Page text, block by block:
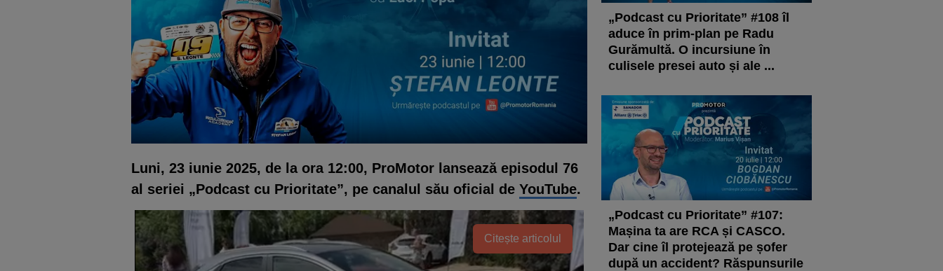
Luni, 23 iunie 2025, de la ora 12:00, ProMotor lansează episodul 76
al seriei „Podcast cu Prioritate”, pe canalul său oficial de YouTube.
Citește articolul
„Podcast cu Prioritate” #108 îl
aduce în prim-plan pe Radu
Gurămultă. O incursiune în
culisele presei auto și ale ...
„Podcast cu Prioritate” #107:
Mașina ta are RCA și CASCO.
Dar cine îl protejează pe șofer
după un accident? Răspunsurile